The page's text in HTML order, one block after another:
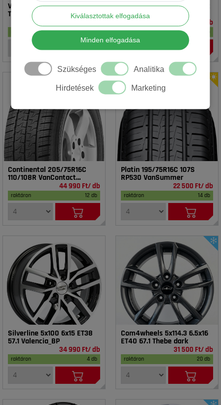
Vredestein 195/65R15 91T T-
TRAC 2 DOT23
17 db
Rotalla 195/65R15 91V RH02
14 990 Ft/ db
raktáron
Continental 205/75R16C
110/108R VanContact
44 990 Ft/ db
raktáron 12 db
Platin 195/75R16C 107S
RP530 VanSummer
22 500 Ft/ db
raktáron 14 db
Silverline 5x100 6x15 ET38
57.1 Valencia_BP
34 990 Ft/ db
raktáron 4 db
Com4wheels 5x114.3 6.5x16
ET40 67.1 Thebe dark
31 500 Ft/ db
raktáron 20 db
Kiválasztottak elfogadása
Minden elfogadása
Szükséges Analitika
Hirdetések Marketing